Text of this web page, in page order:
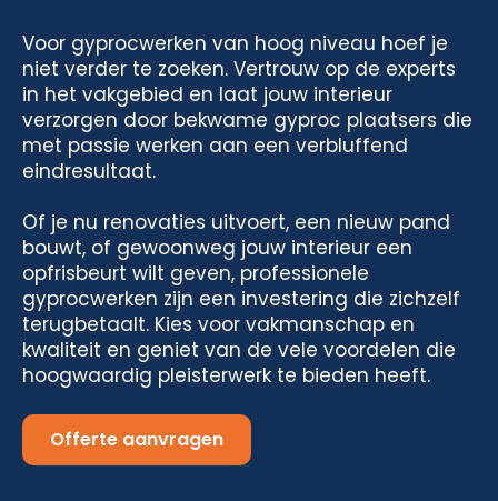
Voor gyprocwerken van hoog niveau hoef je
niet verder te zoeken. Vertrouw op de experts
in het vakgebied en laat jouw interieur
verzorgen door bekwame gyproc plaatsers die
met passie werken aan een verbluffend
eindresultaat.
Of je nu renovaties uitvoert, een nieuw pand
bouwt, of gewoonweg jouw interieur een
opfrisbeurt wilt geven, professionele
gyprocwerken zijn een investering die zichzelf
terugbetaalt. Kies voor vakmanschap en
kwaliteit en geniet van de vele voordelen die
hoogwaardig pleisterwerk te bieden heeft.
Offerte aanvragen